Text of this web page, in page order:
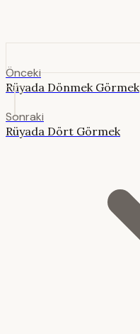
Önceki
Rüyada Dönmek Görmek
Sonraki
Rüyada Dört Görmek